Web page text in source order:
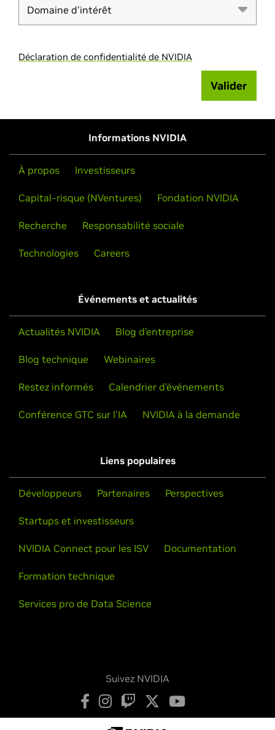
Domaine d'intérêt
Domaine d'intérêt
Déclaration de confidentialité de NVIDIA
Valider
Informations NVIDIA
À propos Investisseurs
Capital-risque (NVentures) Fondation NVIDIA
Recherche Responsabilité sociale
Technologies Careers
Événements et actualités
Actualités NVIDIA Blog d’entreprise
Blog technique Webinaires
Restez informés Calendrier d’événements
Conférence GTC sur l'IA NVIDIA à la demande
Liens populaires
Développeurs Partenaires Perspectives
Startups et investisseurs
NVIDIA Connect pour les ISV Documentation
Formation technique
Services pro de Data Science
Suivez NVIDIA